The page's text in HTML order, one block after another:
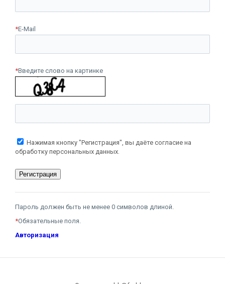
*E-Mail
*Введите слово на картинке
Нажимая кнопку "Регистрация", вы даёте согласие на
обработку персональных данных.
Пароль должен быть не менее 0 символов длиной.
*Обязательные поля.
Авторизация